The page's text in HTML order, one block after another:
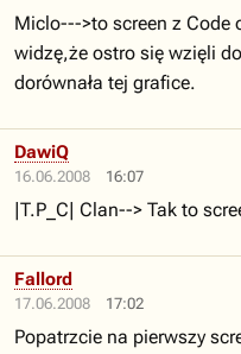
Miclo--->to screen z Code
widzę,że ostro się wzięli
dorównała tej grafice.
16.06.2008 16:07
DawiQ
|T.P_C| Clan--> Tak to
17.06.2008 17:02
Fallord
Popatrzcie na pierwszy